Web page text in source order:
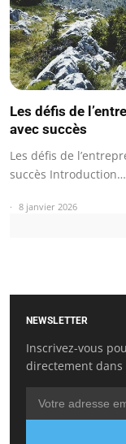
Les défis de
avec succès
Les défis de
succès Introduction…
8 janvier 2026
NEWSLETTER
Inscrivez-vous
directement